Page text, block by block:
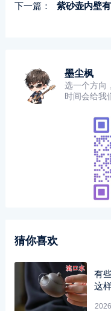
下一篇：
紫砂壶内壁
墨尘枫
选一个方向
时间会给我
猜你喜欢
有
这